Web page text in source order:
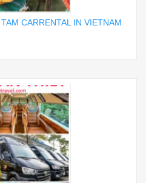
CARRENTAL IN VIETNAM